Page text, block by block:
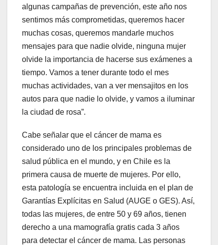
algunas campañas de prevención, este año nos
sentimos más comprometidas, queremos hacer
muchas cosas, queremos mandarle muchos
mensajes para que nadie olvide, ninguna mujer
olvide la importancia de hacerse sus exámenes a
tiempo. Vamos a tener durante todo el mes
muchas actividades, van a ver mensajitos en los
autos para que nadie lo olvide, y vamos a iluminar
la ciudad de rosa”.
Cabe señalar que el cáncer de mama es
considerado uno de los principales problemas de
salud pública en el mundo, y en Chile es la
primera causa de muerte de mujeres. Por ello,
esta patología se encuentra incluida en el plan de
Garantías Explícitas en Salud (AUGE o GES). Así,
todas las mujeres, de entre 50 y 69 años, tienen
derecho a una mamografía gratis cada 3 años
para detectar el cáncer de mama. Las personas